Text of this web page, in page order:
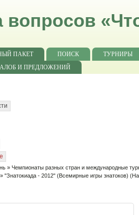
вопросов
ПАКЕТ ПОИСК
ТУРНИРЫ
И ПРЕДЛОЖЕНИЙ
» Чемпионаты разных стран и международные
» "Знатокиада - 2012" (Всемирные игры знатоков)